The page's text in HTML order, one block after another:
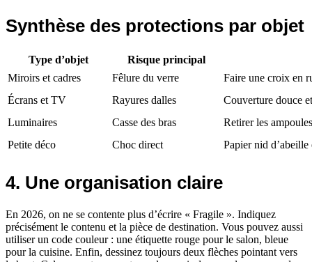
Synthèse des protections par objet
Type d’objet
Risque principal
Miroirs et cadres
Fêlure du verre
Faire une croix en
Écrans et TV
Rayures dalles
Couverture douce
Luminaires
Casse des bras
Retirer les
Petite déco
Choc direct Papier nid
4. Une organisation claire
En 2026, on ne se contente plus d’écrire « Fragile ». Indiquez
précisément le contenu et la pièce de destination. Vous pouvez aussi
utiliser un code couleur : une étiquette rouge pour le salon, bleue
pour la cuisine. Enfin, dessinez toujours deux flèches pointant vers